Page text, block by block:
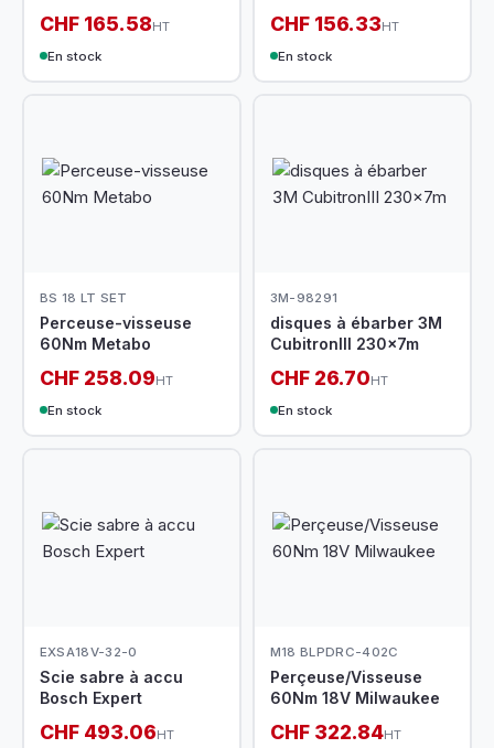
CHF 165.58HT
En stock
CHF 156.33HT
En stock
BS 18 LT SET
Perceuse-visseuse
60Nm Metabo
CHF 258.09HT
En stock
3M-98291
disques à ébarber 3M
CubitronIII 230x7m
CHF 26.70HT
En stock
EXSA18V-32-0
Scie sabre à accu
Bosch Expert
CHF 493.06HT
M18 BLPDRC-402C
Perçeuse/Visseuse
60Nm 18V Milwaukee
CHF 322.84HT